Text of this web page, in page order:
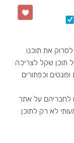
את תוכנו
תוכן שקל לצריכה
וכפתורים
לחבריהם על אתר
לא רק לתוכן